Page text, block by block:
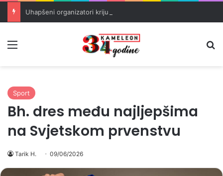
Sport
Bh. dres među najljepšima
na Svjetskom prvenstvu
Tarik H. 09/06/2026